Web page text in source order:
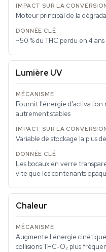
Moteur principal de la
~50 % du THC perdu en 4
Lumière UV
Fournit l'énergie d'activation
autrement stables
Variable de stockage la plus
Les bocaux en verre
vite que les contenants
Chaleur
Augmente l'énergie
collisions THC-O₂ plus